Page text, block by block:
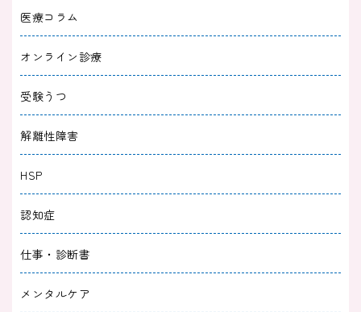
2026/02/28 症状検索
何をしても満たされない｜楽しめない理由とこ
2026/02/28
「なんのために生きているのかわからない」の
は病気？原因と回復方法
2026/02/28 症状検索
本音を言おうとすると涙が出る理由とは？HSP
医療コラム
オンライン診療
受験うつ
解離性障害
HSP
認知症
仕事・診断書
メンタルケア